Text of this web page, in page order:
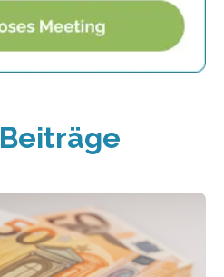
Beiträge